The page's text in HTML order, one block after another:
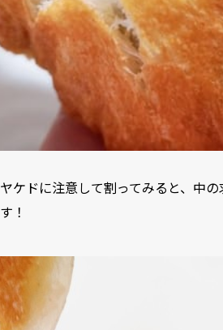
ヤケドに注意して割ってみると、中
す！